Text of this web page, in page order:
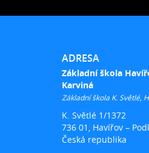
ADRESA
Základní škola
Karviná
Základní škola K. Světlé,
K. Světlé 1/1372
736 01, Havířov –
Česká republika